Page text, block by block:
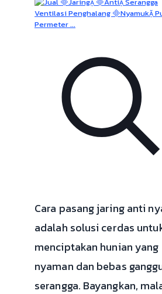
Cara pasang jaring anti
adalah solusi cerdas
menciptakan hunian yang
nyaman dan bebas
serangga. Bayangkan,